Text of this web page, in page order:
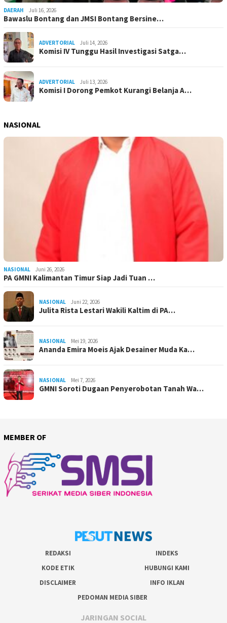
DAERAH Juli 16, 2026
Bawaslu Bontang dan JMSI Bontang Bersine…
ADVERTORIAL Juli 14, 2026
Komisi IV Tunggu Hasil Investigasi Satga…
ADVERTORIAL Juli 13, 2026
Komisi I Dorong Pemkot Kurangi Belanja A…
NASIONAL
NASIONAL Juni 26, 2026
PA GMNI Kalimantan Timur Siap Jadi Tuan …
NASIONAL Juni 22, 2026
Julita Rista Lestari Wakili Kaltim di PA…
NASIONAL Mei 19, 2026
Ananda Emira Moeis Ajak Desainer Muda Ka…
NASIONAL Mei 7, 2026
GMNI Soroti Dugaan Penyerobotan Tanah Wa…
MEMBER OF
REDAKSI
INDEKS
KODE ETIK
HUBUNGI KAMI
DISCLAIMER
INFO IKLAN
PEDOMAN MEDIA SIBER
JARINGAN SOCIAL